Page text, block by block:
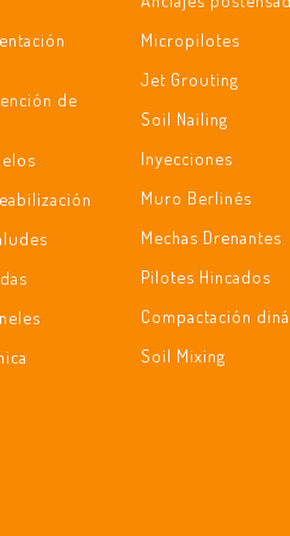
de
Micropilotes
Jet Grouting
Soil Nailing
Inyecciones
Muro Berlinés
Mechas Drenantes
Pilotes Hincados
Compactación
Soil Mixing